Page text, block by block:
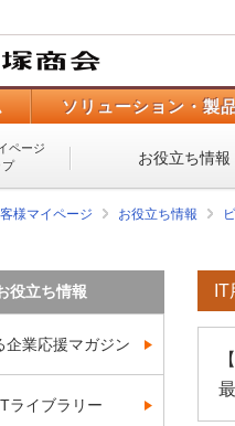
ソリューション・製
ページ
プ
お役立ち情報
様マイページ お役立ち情報
役立ち情報
企業応援マガジン
ライブラリー